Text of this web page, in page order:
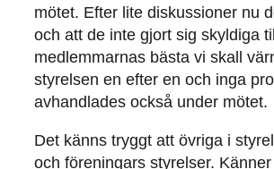
mötet. Efter lite diskussioner nu
och att de inte gjort sig skyldiga
medlemmarnas bästa vi skall
styrelsen en efter en och inga
avhandlades också under mötet.
Det känns tryggt att övriga i
och föreningars styrelser.